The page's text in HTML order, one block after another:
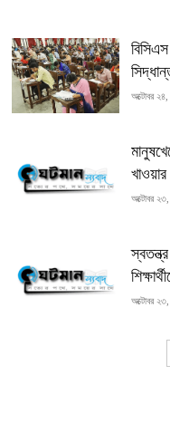
অক্টোবর
অক্টোবর
অক্টোবর